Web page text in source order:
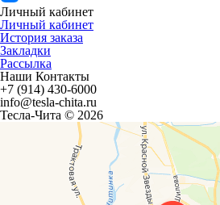
Личный кабинет
Личный кабинет
История заказа
Закладки
Рассылка
Наши Контакты
+7 (914) 430-6000
info@tesla-chita.ru
Тесла-Чита © 2026